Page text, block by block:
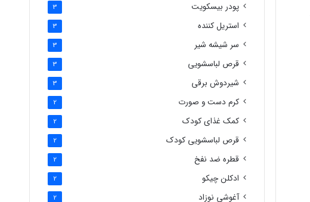
پودر بیسکویت 3
استریل کننده 3
سر شیشه شیر 3
قرص لباسشویی 3
شیردوش برقی 3
کرم دست و صورت 2
کمک غذای کودک 2
قرص لباسشویی کودک 2
قطره ضد نفخ 2
ادکلن چیکو 2
آغوشی نوزاد 2